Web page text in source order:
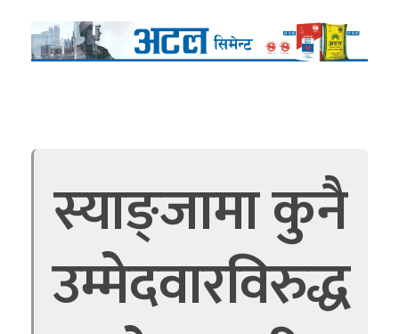
स्याङ्जामा कुनै
उम्मेदवारविरुद्ध